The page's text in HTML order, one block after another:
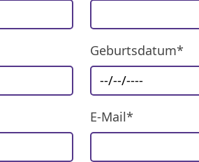
Geburtsdatum*
E-Mail*